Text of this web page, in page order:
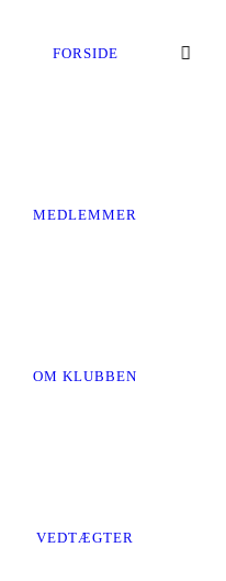
FORSIDE
MEDLEMMER
OM KLUBBEN
VEDTÆGTER